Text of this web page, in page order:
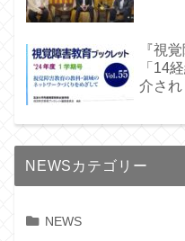
『視
「14
介され
NEWSカテゴリー
NEWS